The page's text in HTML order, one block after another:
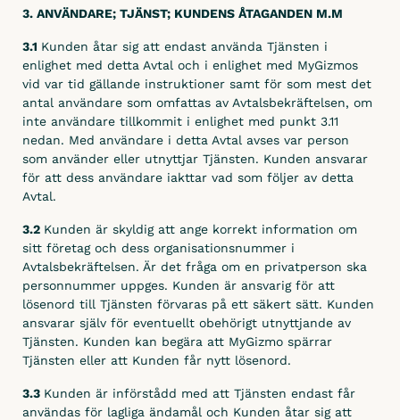
Ekonomisystem
Fortnox
Spiris (tidigare Visma)
Visma
Administration 1 000 / 2 000
Integrera
Lönesystem
Visma Lön 300 / 600
Fortnox Lön
Crona Lön
Kontek Lön
3. ANVÄNDARE; TJÄNST; KUNDENS ÅTAGANDEN M.M
3.1 Kunden åtar sig att endast använda Tjänsten i
enlighet med detta Avtal och i enlighet med MyGizmos
vid var tid gällande instruktioner samt för som mest det
antal användare som omfattas av Avtalsbekräftelsen, om
inte användare tillkommit i enlighet med punkt 3.11
nedan. Med användare i detta Avtal avses var person
som använder eller utnyttjar Tjänsten. Kunden ansvarar
för att dess användare iakttar vad som följer av detta
Avtal.
3.2 Kunden är skyldig att ange korrekt information om
sitt företag och dess organisationsnummer i
Avtalsbekräftelsen. Är det fråga om en privatperson ska
personnummer uppges. Kunden är ansvarig för att
lösenord till Tjänsten förvaras på ett säkert sätt. Kunden
ansvarar själv för eventuellt obehörigt utnyttjande av
Tjänsten. Kunden kan begära att MyGizmo spärrar
Tjänsten eller att Kunden får nytt lösenord.
3.3 Kunden är införstådd med att Tjänsten endast får
användas för lagliga ändamål och Kunden åtar sig att